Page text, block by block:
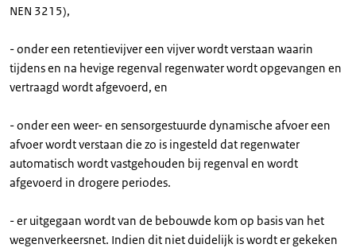
NEN 3215),
- onder een retentievijver een vijver wordt verstaan waarin
tijdens en na hevige regenval regenwater wordt opgevangen en
vertraagd wordt afgevoerd, en
- onder een weer- en sensorgestuurde dynamische afvoer een
afvoer wordt verstaan die zo is ingesteld dat regenwater
automatisch wordt vastgehouden bij regenval en wordt
afgevoerd in drogere periodes.
- er uitgegaan wordt van de bebouwde kom op basis van het
wegenverkeersnet. Indien dit niet duidelijk is wordt er gekeken